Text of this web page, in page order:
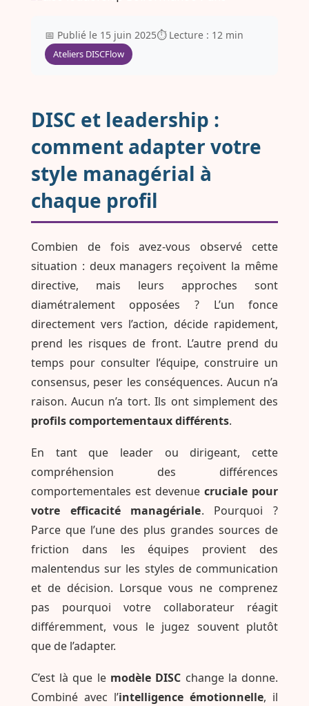
📅 Publié le 15 juin 2025⏱️ Lecture : 12 min
Ateliers DISCFlow
DISC et leadership :
comment adapter votre
style managérial à
chaque profil
Combien de fois avez-vous observé cette
situation : deux managers reçoivent la même
directive, mais leurs approches sont
diamétralement opposées ? L’un fonce
directement vers l’action, décide rapidement,
prend les risques de front. L’autre prend du
temps pour consulter l’équipe, construire un
consensus, peser les conséquences. Aucun n’a
raison. Aucun n’a tort. Ils ont simplement des
profils comportementaux différents.
En tant que leader ou dirigeant, cette
compréhension des différences
comportementales est devenuecruciale pour
votre efficacité managériale. Pourquoi ?
Parce que l’une des plus grandes sources de
friction dans les équipes provient des
malentendus sur les styles de communication
et de décision. Lorsque vous ne comprenez
pas pourquoi votre collaborateur réagit
différemment, vous le jugez souvent plutôt
que de l’adapter.
C’est là que le modèle DISC change la donne.
Combiné avec l’intelligence émotionnelle, il